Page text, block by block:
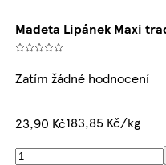
Madeta Lipánek Maxi
Zatím žádné hodnocení
23,90 Kč183,85 Kč/kg